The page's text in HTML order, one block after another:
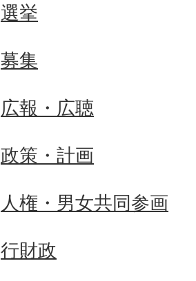
選挙
募集
広報・広聴
政策・計画
人権・男女共同参画
行財政